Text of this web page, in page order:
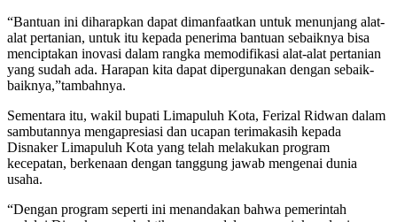
“Bantuan ini diharapkan dapat dimanfaatkan untuk menunjang alat-
alat pertanian, untuk itu kepada penerima bantuan sebaiknya bisa
menciptakan inovasi dalam rangka memodifikasi alat-alat pertanian
yang sudah ada. Harapan kita dapat dipergunakan dengan sebaik-
baiknya,”tambahnya.
Sementara itu, wakil bupati Limapuluh Kota, Ferizal Ridwan dalam
sambutannya mengapresiasi dan ucapan terimakasih kepada
Disnaker Limapuluh Kota yang telah melakukan program
kecepatan, berkenaan dengan tanggung jawab mengenai dunia
usaha.
“Dengan program seperti ini menandakan bahwa pemerintah